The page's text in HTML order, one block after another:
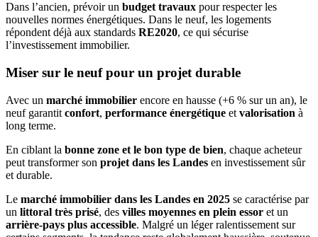
Dans l’ancien, prévoir un budget travaux pour respecter les
nouvelles normes énergétiques. Dans le neuf, les logements
répondent déjà aux standards RE2020, ce qui sécurise
l’investissement immobilier.
Miser sur le neuf pour un projet durable
Avec un marché immobilier encore en hausse (+6 % sur un an), le
neuf garantit confort, performance énergétique et valorisation à
long terme.
En ciblant la bonne zone et le bon type de bien, chaque acheteur
peut transformer son projet dans les Landes en investissement sûr
et durable.
Le marché immobilier dans les Landes en 2025 se caractérise par
un littoral très prisé, des villes moyennes en plein essor et un
arrière-pays plus accessible. Malgré un léger ralentissement sur